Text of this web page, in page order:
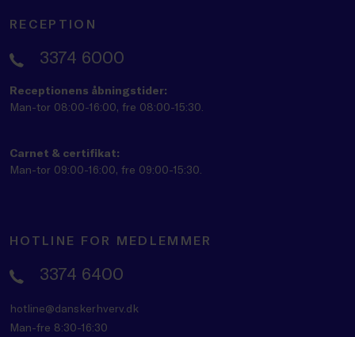
RECEPTION
3374 6000
Receptionens åbningstider:
Man-tor 08:00-16:00, fre 08:00-15:30.
Carnet & certifikat:
Man-tor 09:00-16:00, fre 09:00-15:30.
HOTLINE FOR MEDLEMMER
3374 6400
hotline@danskerhverv.dk
Man-fre 8:30-16:30